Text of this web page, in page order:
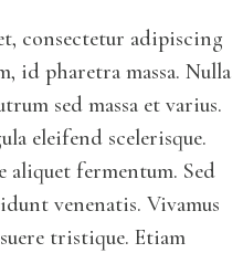
consectetur adipiscing
id pharetra massa. Nulla
sed massa et varius.
eleifend scelerisque.
aliquet fermentum. Sed
venenatis. Vivamus
tristique. Etiam